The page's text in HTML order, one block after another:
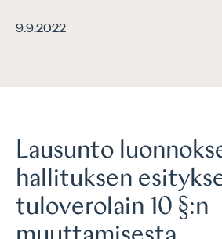
9.9.2022
Lausunto
hallituksen
tuloverolain 10 §:n